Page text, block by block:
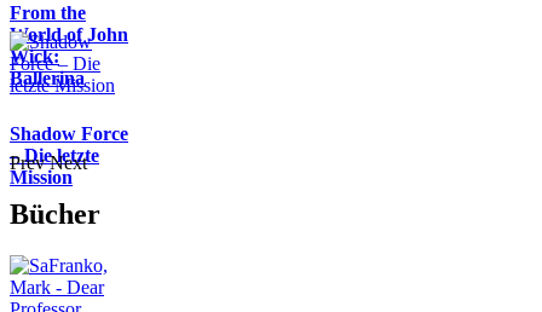
From the
World of John
Wick:
Ballerina
Shadow Force
– Die letzte
Mission
Prev Next
Bücher